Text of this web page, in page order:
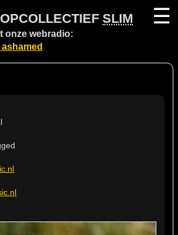
SLIM
onze webradio:
☰